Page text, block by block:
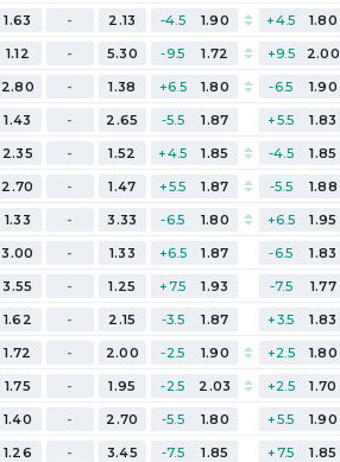
1.63 - 2.13 -4.5 1.90 +4.5 1.80
1.12 - 5.30 -9.5 1.72 +9.5 2.00
2.80 - 1.38 +6.5 1.80 -6.5 1.90
1.43 - 2.65 -5.5 1.87 +5.5 1.83
2.35 - 1.52 +4.5 1.85 -4.5 1.85
2.70 - 1.47 +5.5 1.87 -5.5 1.88
1.33 - 3.33 -6.5 1.80 +6.5 1.95
3.00 - 1.33 +6.5 1.87 -6.5 1.83
3.55 - 1.25 +7.5 1.93 -7.5 1.77
1.62 - 2.15 -3.5 1.87 +3.5 1.83
1.72 - 2.00 -2.5 1.90 +2.5 1.80
1.75 - 1.95 -2.5 2.03 +2.5 1.70
1.40 - 2.70 -5.5 1.80 +5.5 1.90
1.26 - 3.45 -7.5 1.85 +7.5 1.85